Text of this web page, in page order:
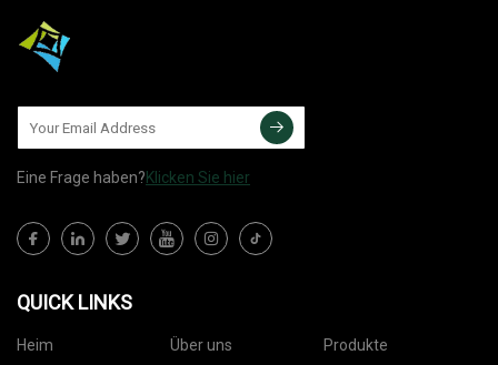
Eine Frage haben?Klicken Sie hier
QUICK LINKS
Heim Über uns
Produkte